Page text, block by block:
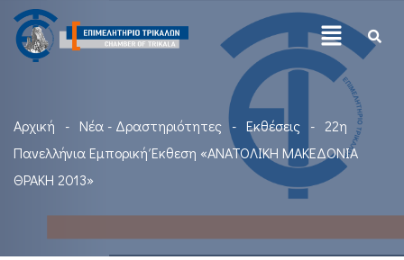
Αρχική Νέα - Δραστηριότητες Εκθέσεις
22η
Πανελλήνια Εμπορική Έκθεση «ΑΝΑΤΟΛΙΚΗ ΜΑΚΕΔΟΝΙΑ
ΘΡΑΚΗ 2013»